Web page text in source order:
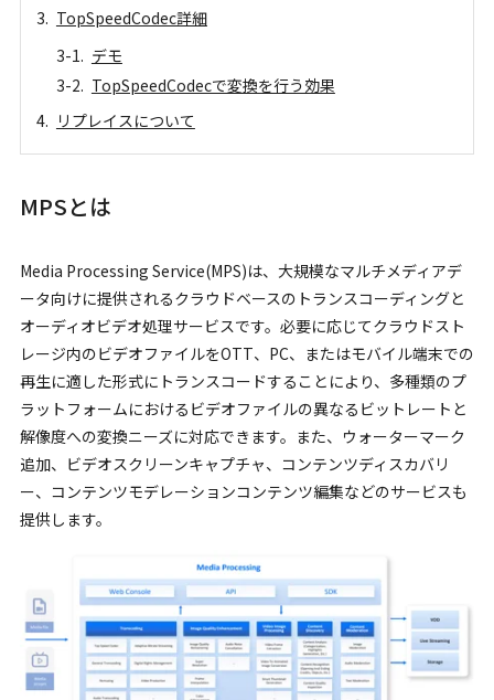
TopSpeedCodec詳細
デモ
TopSpeedCodecで変換を行う効果
リプレイスについて
MPSとは
Media Processing Service(MPS)は、大規模なマルチメディアデ
ータ向けに提供されるクラウドベースのトランスコーディングと
オーディオビデオ処理サービスです。必要に応じてクラウドスト
レージ内のビデオファイルをOTT、PC、またはモバイル端末での
再生に適した形式にトランスコードすることにより、多種類のプ
ラットフォームにおけるビデオファイルの異なるビットレートと
解像度への変換ニーズに対応できます。また、ウォーターマーク
追加、ビデオスクリーンキャプチャ、コンテンツディスカバリ
ー、コンテンツモデレーションコンテンツ編集などのサービスも
提供します。